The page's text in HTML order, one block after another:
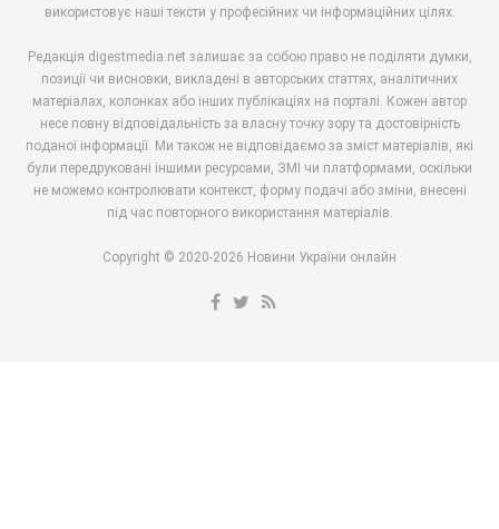
використовує наші тексти у професійних чи інформаційних цілях.
Редакція digestmedia.net залишає за собою право не поділяти думки,
позиції чи висновки, викладені в авторських статтях, аналітичних
матеріалах, колонках або інших публікаціях на порталі. Кожен автор
несе повну відповідальність за власну точку зору та достовірність
поданої інформації. Ми також не відповідаємо за зміст матеріалів, які
були передруковані іншими ресурсами, ЗМІ чи платформами, оскільки
не можемо контролювати контекст, форму подачі або зміни, внесені
під час повторного використання матеріалів.
Copyright © 2020-2026 Новини України онлайн